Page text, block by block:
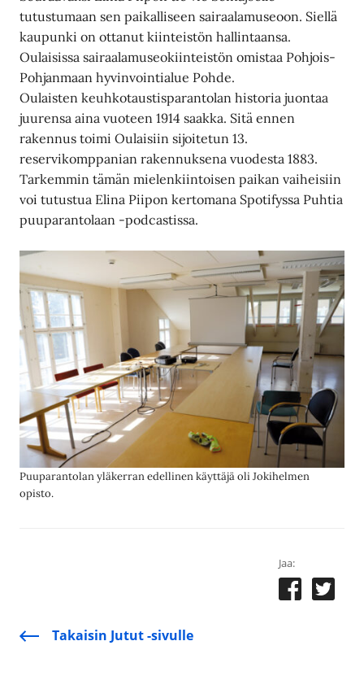
tutustumaan sen paikalliseen sairaalamuseoon. Siellä
kaupunki on ottanut kiinteistön hallintaansa.
Oulaisissa sairaalamuseokiinteistön omistaa Pohjois-
Pohjanmaan hyvinvointialue Pohde.
Oulaisten keuhkotaustisparantolan historia juontaa
juurensa aina vuoteen 1914 saakka. Sitä ennen
rakennus toimi Oulaisiin sijoitetun 13.
reservikomppanian rakennuksena vuodesta 1883.
Tarkemmin tämän mielenkiintoisen paikan vaiheisiin
voi tutustua Elina Piipon kertomana Spotifyssa Puhtia
puuparantolaan -podcastissa.
Puuparantolan yläkerran edellinen käyttäjä oli Jokihelmen
opisto.
Jaa:
Takaisin Jutut -sivulle